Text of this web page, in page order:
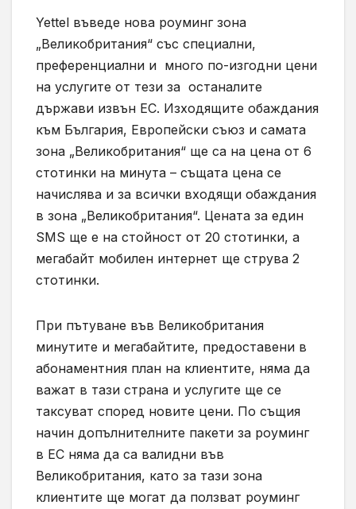
Yettel въведе нова роуминг зона
„Великобритания“ със специални,
преференциални и много по-изгодни цени
на услугите от тези за останалите
държави извън ЕС. Изходящите обаждания
към България, Европейски съюз и самата
зона „Великобритания“ ще са на цена от 6
стотинки на минута – същата цена се
начислява и за всички входящи обаждания
в зона „Великобритания“. Цената за един
SMS ще е на стойност от 20 стотинки, а
мегабайт мобилен интернет ще струва 2
стотинки.
При пътуване във Великобритания
минутите и мегабайтите, предоставени в
абонаментния план на клиентите, няма да
важат в тази страна и услугите ще се
таксуват според новите цени. По същия
начин допълнителните пакети за роуминг
в ЕС няма да са валидни във
Великобритания, като за тази зона
клиентите ще могат да ползват роуминг